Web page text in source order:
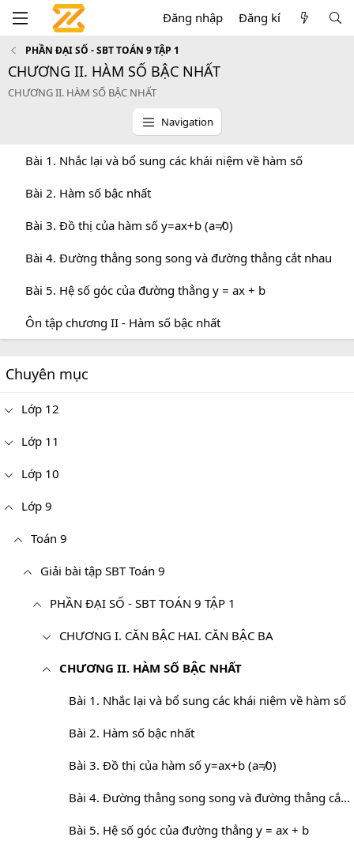
Đăng nhập Đăng kí
PHẦN ĐẠI SỐ - SBT TOÁN 9 TẬP 1
CHƯƠNG II. HÀM SỐ BẬC NHẤT
CHƯƠNG II. HÀM SỐ BẬC NHẤT
Navigation
Bài 1. Nhắc lại và bổ sung các khái niệm về hàm số
Bài 2. Hàm số bậc nhất
Bài 3. Đồ thị của hàm số y=ax+b (a≠0)
Bài 4. Đường thẳng song song và đường thẳng cắt nhau
Bài 5. Hệ số góc của đường thẳng y = ax + b
Ôn tập chương II - Hàm số bậc nhất
Chuyên mục
Lớp 12
Lớp 11
Lớp 10
Lớp 9
Toán 9
Giải bài tập SBT Toán 9
PHẦN ĐẠI SỐ - SBT TOÁN 9 TẬP 1
CHƯƠNG I. CĂN BẬC HAI. CĂN BẬC BA
CHƯƠNG II. HÀM SỐ BẬC NHẤT
Bài 1. Nhắc lại và bổ sung các khái niệm về hàm số
Bài 2. Hàm số bậc nhất
Bài 3. Đồ thị của hàm số y=ax+b (a≠0)
Bài 4. Đường thẳng song song và đường thẳng cắt nhau
Bài 5. Hệ số góc của đường thẳng y = ax + b